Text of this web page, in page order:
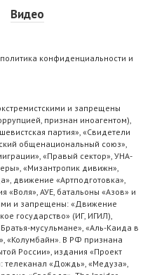
Видео
конфиденциальности и
и запрещены
признан иноагентом),
партия», «Свидетели
общенациональный союз»,
«Правый сектор», УНА-
«Мизантропик дивижн»,
движение «Артподготовка»,
«Воля», АУЕ, батальоны «Азов» и
и запрещены: «Движение
государство» (ИГ, ИГИЛ),
мусульмане», «Аль-Каида в
«Колумбайн». В РФ признана
России», издания «Проект
«Дождь», «Медуза»,